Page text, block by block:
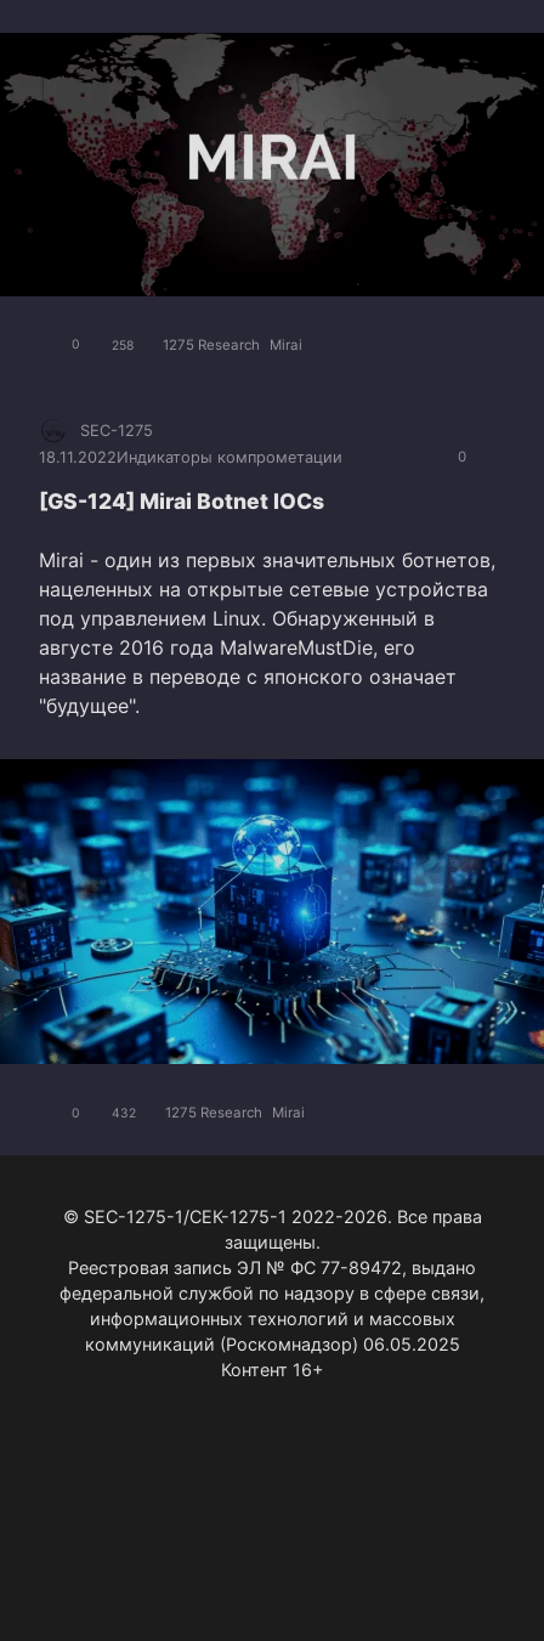
0 258 1275 Research Mirai
0
SEC-1275
18.11.2022Индикаторы компрометации
[GS-124] Mirai Botnet IOCs
Mirai - один из первых значительных ботнетов,
нацеленных на открытые сетевые устройства
под управлением Linux. Обнаруженный в
августе 2016 года MalwareMustDie, его
название в переводе с японского означает
"будущее".
0 432 1275 Research Mirai
© SEC-1275-1/СЕК-1275-1 2022-2026. Все права
защищены.
Реестровая запись ЭЛ № ФС 77-89472, выдано
федеральной службой по надзору в сфере связи,
информационных технологий и массовых
коммуникаций (Роскомнадзор) 06.05.2025
Контент 16+